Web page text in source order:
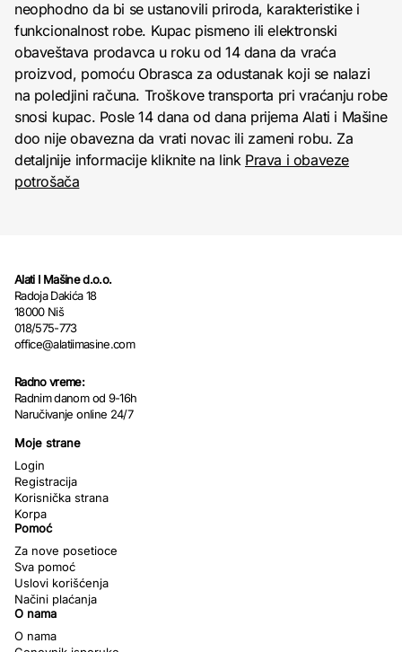
neophodno da bi se ustanovili priroda, karakteristike i
funkcionalnost robe. Kupac pismeno ili elektronski
obaveštava prodavca u roku od 14 dana da vraća
proizvod, pomoću Obrasca za odustanak koji se nalazi
na poledjini računa. Troškove transporta pri vraćanju robe
snosi kupac. Posle 14 dana od dana prijema Alati i Mašine
doo nije obavezna da vrati novac ili zameni robu. Za
detaljnije informacije kliknite na link Prava i obaveze
potrošača
Alati I Mašine d.o.o.
Radoja Dakića 18
18000 Niš
018/575-773
office@alatiimasine.com
Radno vreme:
Radnim danom od 9-16h
Naručivanje online 24/7
Moje strane
Login
Registracija
Korisnička strana
Korpa
Pomoć
Za nove posetioce
Sva pomoć
Uslovi korišćenja
Načini plaćanja
O nama
O nama